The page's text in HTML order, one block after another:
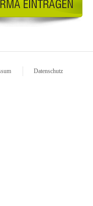
Datenschutz